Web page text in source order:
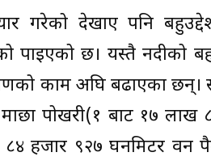
गरेको देखाए पनि
पाइएको छ। यस्तै नदीको
काम अघि बढाएका
पोखरी(१ बाट १७ लाख
हजार ९२७ घनमिटर वन